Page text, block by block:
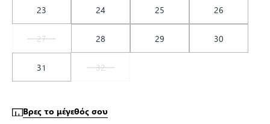
23 24 25
26
27
28 29
30
31
32
Βρες το μέγεθός σου